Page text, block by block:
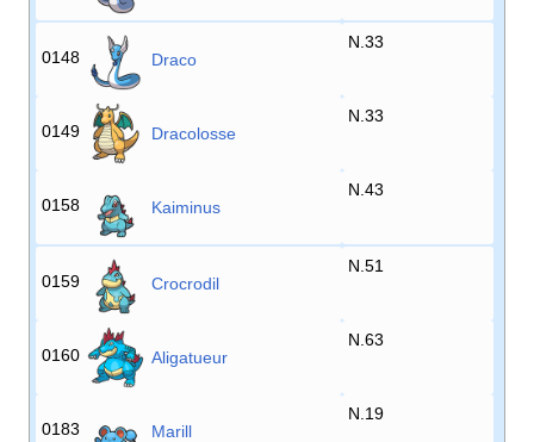
0148 Draco
N.33
0149 Dracolosse
N.33
0158 Kaiminus
N.43
0159 Crocrodil
N.51
0160 Aligatueur
N.63
0183 Marill
N.19